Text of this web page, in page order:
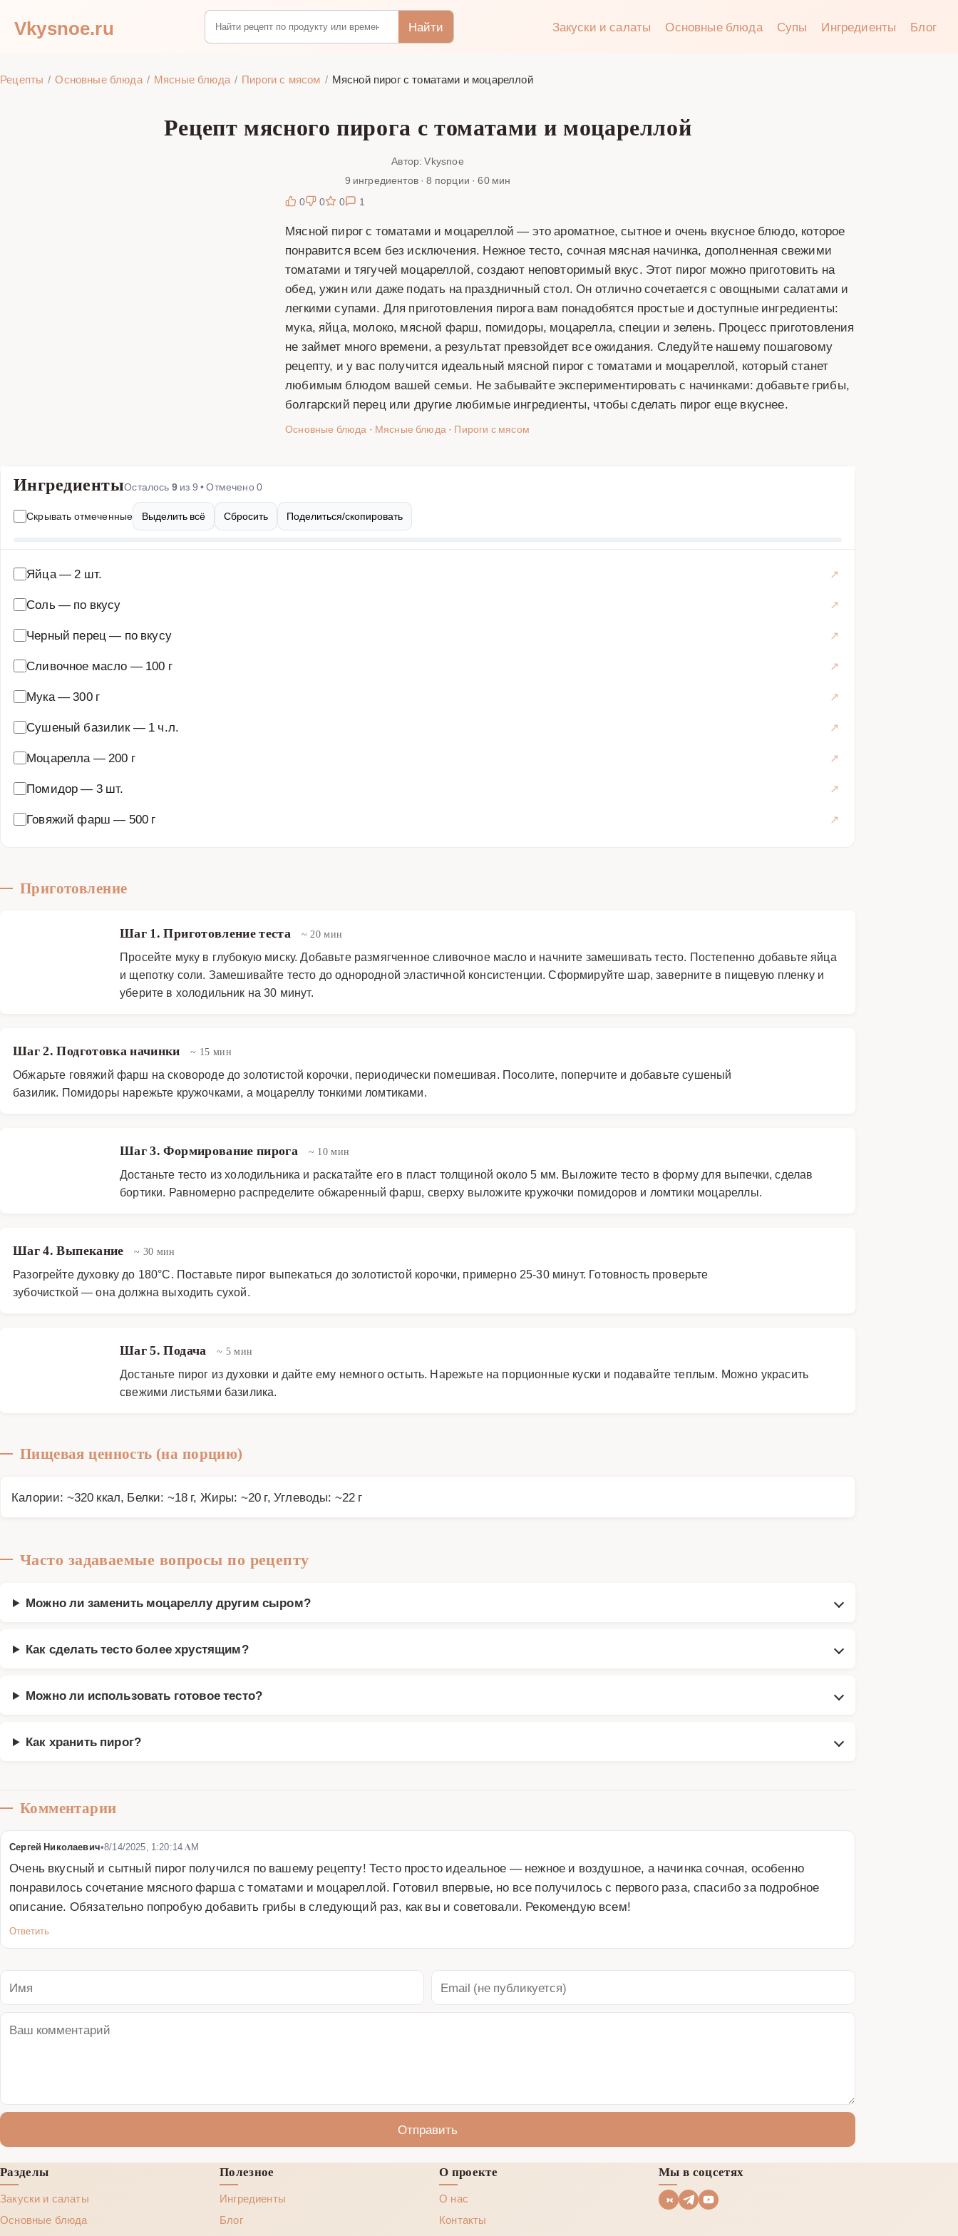
Vkysnoe.ru Найти Закуски и салаты Основные блюда Супы Ингредиенты Блог
Рецепты Основные блюда Мясные блюда Пироги с мясом Мясной пирог с томатами и моцареллой
Рецепт мясного пирога с томатами и моцареллой
Автор: Vkysnoe
9 ингредиентов · 8 порции · 60 мин
0
0 0 1
Мясной пирог с томатами и моцареллой — это ароматное, сытное и очень вкусное блюдо, которое
понравится всем без исключения. Нежное тесто, сочная мясная начинка, дополненная свежими
томатами и тягучей моцареллой, создают неповторимый вкус. Этот пирог можно приготовить на
обед, ужин или даже подать на праздничный стол. Он отлично сочетается с овощными салатами и
легкими супами. Для приготовления пирога вам понадобятся простые и доступные ингредиенты:
мука, яйца, молоко, мясной фарш, помидоры, моцарелла, специи и зелень. Процесс приготовления
не займет много времени, а результат превзойдет все ожидания. Следуйте нашему пошаговому
рецепту, и у вас получится идеальный мясной пирог с томатами и моцареллой, который станет
любимым блюдом вашей семьи. Не забывайте экспериментировать с начинками: добавьте грибы,
болгарский перец или другие любимые ингредиенты, чтобы сделать пирог еще вкуснее.
Основные блюда · Мясные блюда· Пироги с мясом
ИнгредиентыОсталось 9из 9 • Отмечено0
Скрывать отмеченные Выделить всё Сбросить Поделиться/скопировать
Яйца— 2 шт.
Соль — по вкусу
Черный перец — по вкусу
Сливочное масло — 100 г
Мука—300 г
Сушеный базилик— 1 ч.л.
Моцарелла — 200 г
Помидор— 3 шт.
Говяжий фарш — 500 г
Приготовление
Шаг 1. Приготовление теста ~ 20 мин
Просейте муку в глубокую миску. Добавьте размягченное сливочное масло и начните замешивать тесто. Постепенно добавьте яйца
и щепотку соли. Замешивайте тесто до однородной эластичной консистенции. Сформируйте шар, заверните в пищевую пленку и
уберите в холодильник на 30 минут.
Шаг 2. Подготовка начинки ~ 15 мин
Обжарьте говяжий фарш на сковороде до золотистой корочки, периодически помешивая. Посолите, поперчите и добавьте сушеный
базилик. Помидоры нарежьте кружочками, а моцареллу тонкими ломтиками.
Шаг 3. Формирование пирога ~ 10 мин
Достаньте тесто из холодильника и раскатайте его в пласт толщиной около 5 мм. Выложите тесто в форму для выпечки, сделав
бортики. Равномерно распределите обжаренный фарш, сверху выложите кружочки помидоров и ломтики моцареллы.
Шаг 4. Выпекание ~ 30 мин
Разогрейте духовку до 180°C. Поставьте пирог выпекаться до золотистой корочки, примерно 25-30 минут. Готовность проверьте
зубочисткой — она должна выходить сухой.
Шаг 5. Подача ~ 5 мин
Достаньте пирог из духовки и дайте ему немного остыть. Нарежьте на порционные куски и подавайте теплым. Можно украсить
свежими листьями базилика.
Пищевая ценность (на порцию)
Калории: ~320 ккал, Белки: ~18 г, Жиры: ~20 г, Углеводы: ~22 г
Часто задаваемые вопросы по рецепту
Можно ли заменить моцареллу другим сыром?
Как сделать тесто более хрустящим?
Можно ли использовать готовое тесто?
Как хранить пирог?
Комментарии
Сергей Николаевич•8/14/2025, 1:20:14 AM
Очень вкусный и сытный пирог получился по вашему рецепту! Тесто просто идеальное — нежное и воздушное, а начинка сочная, особенно
понравилось сочетание мясного фарша с томатами и моцареллой. Готовил впервые, но все получилось с первого раза, спасибо за подробное
описание. Обязательно попробую добавить грибы в следующий раз, как вы и советовали. Рекомендую всем!
Ответить
Отправить
Разделы
Закуски и салаты
Основные блюда
Полезное
Ингредиенты
Блог
О проекте
О нас
Контакты
Мы в соцсетях